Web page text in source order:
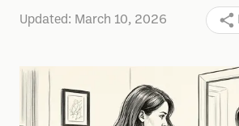
Updated: March 10, 2026